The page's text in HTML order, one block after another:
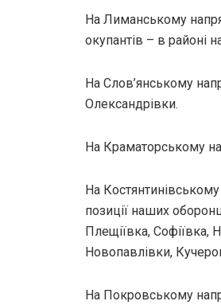
На Лиманському
окупантів – в районі
На Слов’янському
Олександрівки.
На Краматорському
На
позиції наших
Плещіївка, Софіївка,
Новопавлівки,
На Покровському